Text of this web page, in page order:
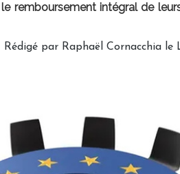
remboursement intégral de
Rédigé par Raphaël Cornacchia le